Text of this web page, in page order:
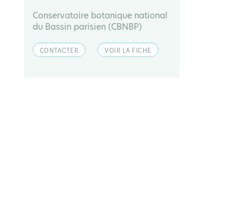
Conservatoire botanique national
du Bassin parisien (CBNBP)
CONTACTER VOIR LA FICHE